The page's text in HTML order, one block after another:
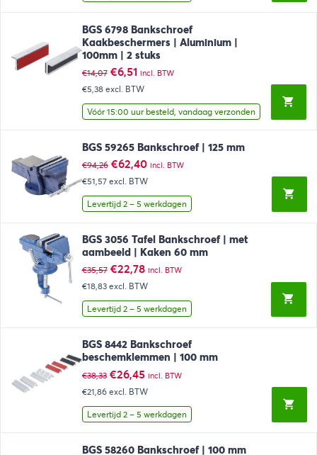
BGS 6798 Bankschroef
Kaakbeschermers | Aluminium |
100mm | 2 stuks
€14,07 Oorspronkelijke
prijs
was:
€14,07.
€6,51Huidige
prijs
is:
€6,51.
incl. BTW
€5,38 excl. BTW
Vóór 15:00 uur besteld, vandaag verzonden
BGS 59265 Bankschroef | 125 mm
€94,26 Oorspronkelijke
prijs
was:
€94,26.
€62,40Huidige
prijs
is:
€62,40.
incl. BTW
€51,57 excl. BTW
Levertijd 2 – 5 werkdagen
BGS 3056 Tafel Bankschroef | met
aambeeld | Kaken 60 mm
€35,57 Oorspronkelijke
prijs
was:
€35,57.
€22,78Huidige
prijs
is:
€22,78.
incl. BTW
€18,83 excl. BTW
Levertijd 2 – 5 werkdagen
BGS 8442 Bankschroef
beschemklemmen | 100 mm
€38,33 Oorspronkelijke
prijs
was:
€38,33.
€26,45Huidige
prijs
is:
€26,45.
incl. BTW
€21,86 excl. BTW
Levertijd 2 – 5 werkdagen
BGS 58260 Bankschroef | 100 mm